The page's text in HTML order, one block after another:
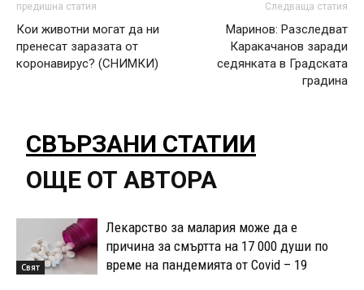
предишна статия
Кои животни могат да ни
пренесат заразата от
коронавирус? (СНИМКИ)
Следваща статия
Маринов: Разследват
Каракачанов заради
седянката в Градската
градина
СВЪРЗАНИ СТАТИИ
ОЩЕ ОТ АВТОРА
Свят
Лекарство за малария може да е
причина за смъртта на 17 000 души по
време на пандемията от Covid – 19